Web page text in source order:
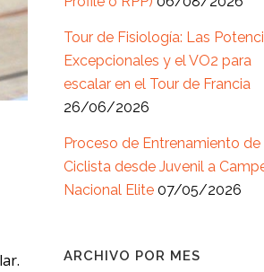
Tour de Fisiología: Las
Excepcionales y el VO2 para
escalar en el Tour de Francia
26/06/2026
Proceso de Entrenamiento de
Ciclista desde Juvenil a
Nacional Elite 07/05/2026
ARCHIVO POR MES